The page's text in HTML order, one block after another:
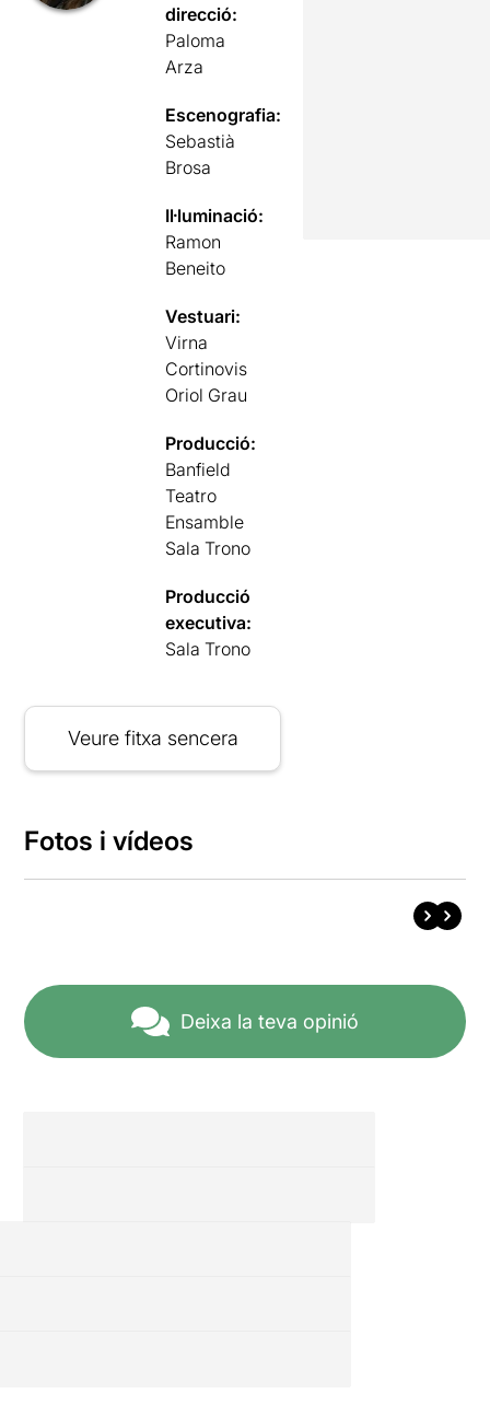
direcció:
Paloma
Arza
Escenografia:
Sebastià
Brosa
Il·luminació:
Ramon
Beneito
Vestuari:
Virna
Cortinovis
Oriol Grau
Producció:
Banfield
Teatro
Ensamble
Sala Trono
Producció
executiva:
Sala Trono
Veure fitxa sencera
Fotos i vídeos
Deixa la teva opinió